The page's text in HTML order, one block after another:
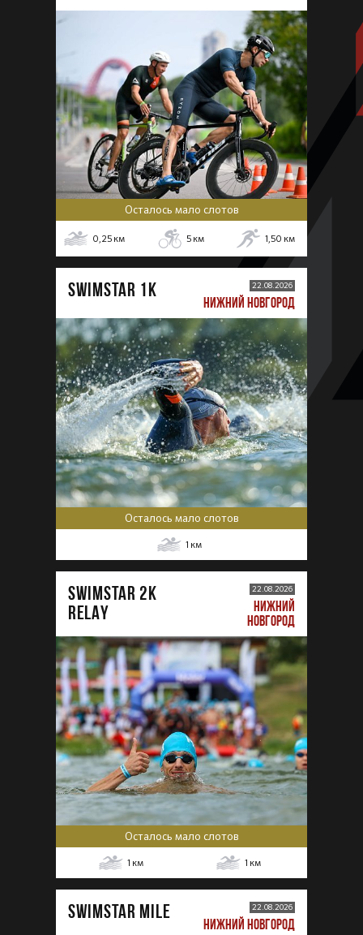
Осталось мало слотов
0,25 км 5 км 1,50 км
SWIMSTAR 1K 22.08.2026
НИЖНИЙ НОВГОРОД
Осталось мало слотов
1 км
SWIMSTAR 2K
RELAY
22.08.2026
НИЖНИЙ
НОВГОРОД
Осталось мало слотов
1 км 1 км
SWIMSTAR MILE 22.08.2026
НИЖНИЙ НОВГОРОД